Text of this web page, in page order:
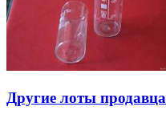
Другие лоты продавца